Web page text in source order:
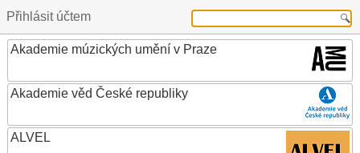
Přihlásit účtem
Akademie múzických umění v Praze
Akademie věd České republiky
ALVEL